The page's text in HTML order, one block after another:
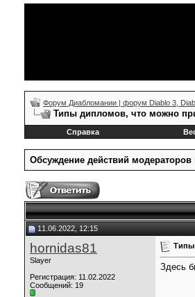
Форум Диабломании | форум Diablo 3,
Типы дипломов, что можно
Справка
Обсуждение действий
11.06.2022, 12:15
hornidas81
Slayer
Регистрация: 11.02.2022
Сообщений: 19
Типы
Здесь